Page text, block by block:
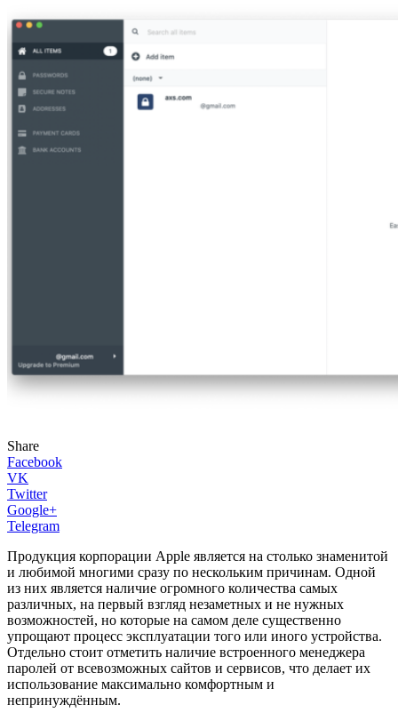
Share
Facebook
VK
Twitter
Google+
Telegram
Продукция корпорации Apple является на столько знаменитой
и любимой многими сразу по нескольким причинам. Одной
из них является наличие огромного количества самых
различных, на первый взгляд незаметных и не нужных
возможностей, но которые на самом деле существенно
упрощают процесс эксплуатации того или иного устройства.
Отдельно стоит отметить наличие встроенного менеджера
паролей от всевозможных сайтов и сервисов, что делает их
использование максимально комфортным и
непринуждённым.